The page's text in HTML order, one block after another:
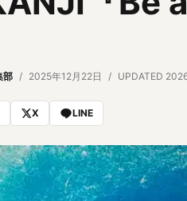
部 2025年12月22日 UPDATED
X LINE